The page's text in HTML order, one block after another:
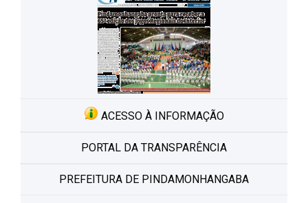
ACESSO À INFORMAÇÃO
PORTAL DA TRANSPARÊNCIA
PREFEITURA DE PINDAMONHANGABA